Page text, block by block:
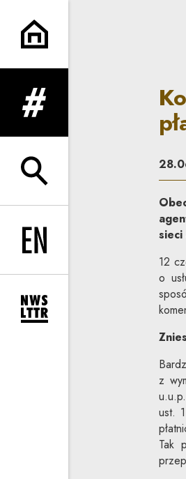
Kolejna wersja
rozwiń menu
rozwiń wyszukiwarkę
Change language to EN
rozwiń formularz zapisu na
12
o
z
ust.
Tak